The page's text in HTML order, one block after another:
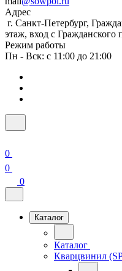
Адрес
г. Санкт-Петербург,
этаж, вход с
Режим работы
Пн - Вск: с 11:00 до 21:00
0
0
0
Каталог
Каталог
Кварцвинил